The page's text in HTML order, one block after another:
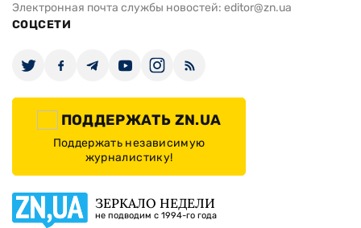
Электронная почта службы новостей: editor@zn.ua
СОЦСЕТИ
ПОДДЕРЖАТЬ ZN.UA
Поддержать независимую
журналистику!
ЗЕРКАЛО НЕДЕЛИ
не подводим с 1994-го года